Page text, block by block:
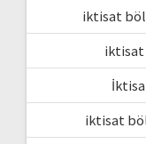
iktisat
iktisat
iktisat